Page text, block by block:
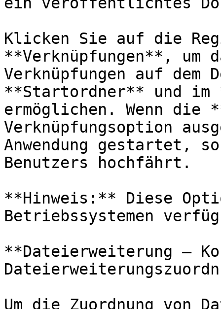
Klicken Sie auf die
**Verknüpfungen**, um
Verknüpfungen auf dem
**Startordner** und im
ermöglichen. Wenn die
Verknüpfungsoption
Anwendung gestartet,
Benutzers hochfährt.
**Hinweis:** Diese
Betriebssystemen
**Dateierweiterung –
Um die Zuordnung von